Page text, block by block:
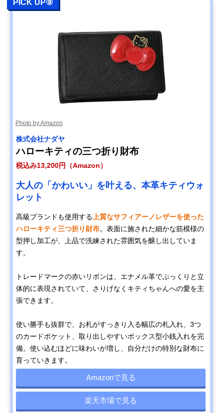
PICK UP⑨
Photo by Amazon
株式会社ナダヤ
ハローキティの三つ折り財布
税込み13,200円（Amazon）
大人の「かわいい」を叶える、本革キティウォ
レット
高級ブランドも使用する 上質なサフィアーノレザーを使った
ハローキティ三つ折り財布。表面に施された細かな筋模様の
型押し加工が、上品で洗練された雰囲気を醸し出していま
す。
トレードマークの赤いリボンは、エナメル革でぷっくりと立
体的に表現されていて、さりげなくキティちゃんへの愛を主
張できます。
使い勝手も抜群で、お札がすっきり入る幅広の札入れ、3つ
のカードポケット、取り出しやすいボックス型小銭入れを完
備。使い込むほどに味わいが増し、自分だけの特別な財布に
育っていきます。
Amazonで見る
楽天市場で見る